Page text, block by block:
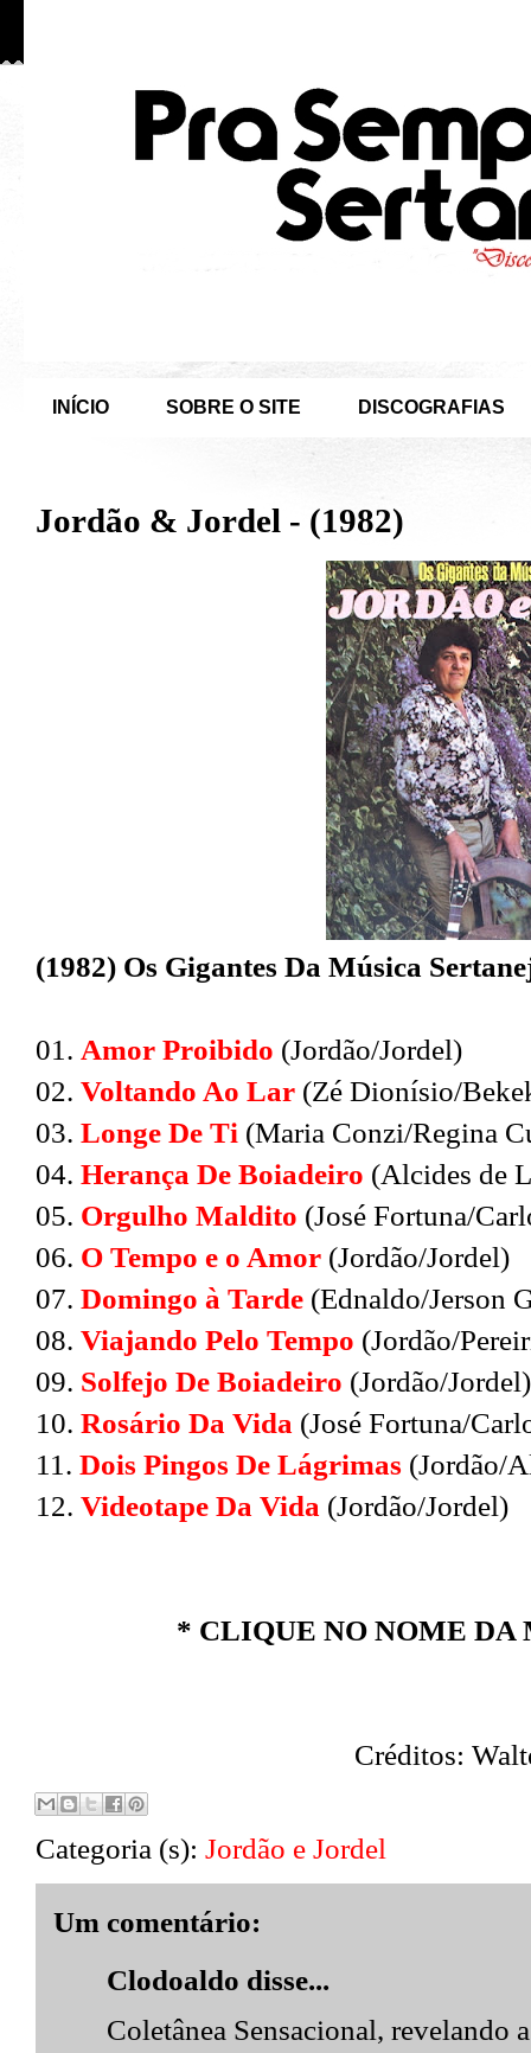
INÍCIO SOBRE O SITE DISCOGRAFIAS
Jordão & Jordel - (1982)
(1982) Os Gigantes Da Música
01. Amor Proibido (Jordão/Jordel)
02. Voltando Ao Lar (Zé Dionísio/
03. Longe De Ti (Maria Conzi/Regina
04. Herança De Boiadeiro (Alcides de
05. Orgulho Maldito (José Fortuna/
06. O Tempo e o Amor (Jordão/Jordel)
07. Domingo à Tarde (Ednaldo/Jerson
08. Viajando Pelo Tempo (Jordão/
09. Solfejo De Boiadeiro (Jordão/Jordel)
10. Rosário Da Vida (José Fortuna/
11. Dois Pingos De Lágrimas (Jordão/
12. Videotape Da Vida (Jordão/Jordel)
* CLIQUE NO NOME DA
Créditos:
Categoria (s): Jordão e Jordel
Um comentário:
Clodoaldo disse...
Coletânea Sensacional, revelando